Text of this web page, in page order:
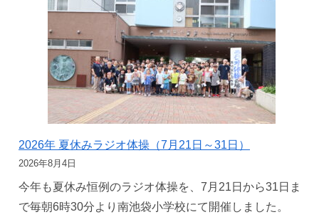
2026年 夏休みラジオ体操（7月21日～31日）
2026年8月4日
今年も夏休み恒例のラジオ体操を、7月21日から31日ま
で毎朝6時30分より南池袋小学校にて開催しました。